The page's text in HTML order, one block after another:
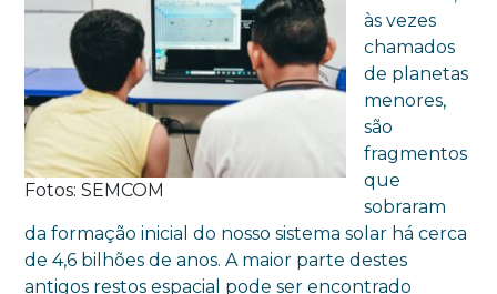
Fotos: SEMCOM
às vezes
chamados
de planetas
menores,
são
fragmentos
que
sobraram
da formação inicial do nosso sistema solar há cerca
de 4,6 bilhões de anos. A maior parte destes
antigos restos espacial pode ser encontrado